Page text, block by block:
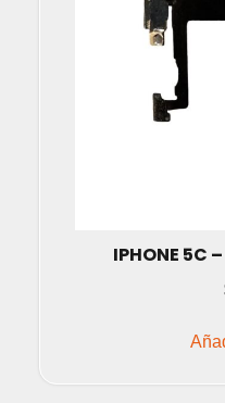
IPHONE 5C